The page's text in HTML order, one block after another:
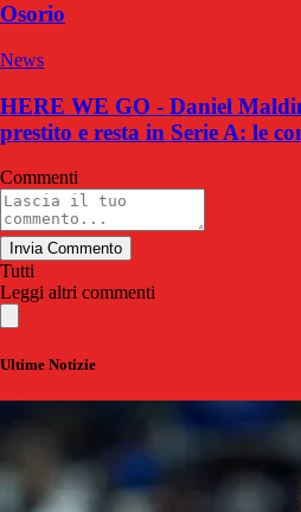
Osorio
News
HERE WE GO - Daniel
prestito e resta in Serie A: le
Commenti
Invia Commento
Tutti
Leggi altri commenti
Ultime Notizie